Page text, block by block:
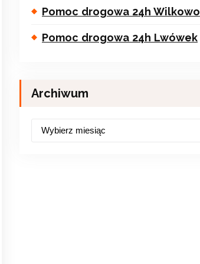
Pomoc drogowa 24h Wilkowo
Pomoc drogowa 24h Lwówek
Archiwum